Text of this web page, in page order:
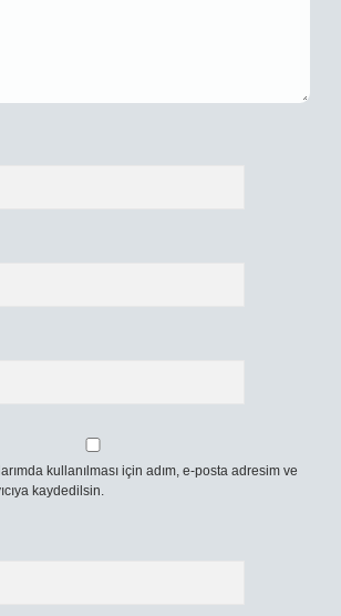
kullanılması için adım, e-posta adresim ve
kaydedilsin.